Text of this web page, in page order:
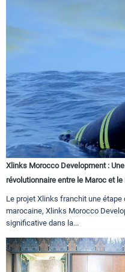
Xlinks Morocco Development :
révolutionnaire entre le Maroc et le
Le projet Xlinks franchit une
marocaine, Xlinks Morocco
significative dans la...